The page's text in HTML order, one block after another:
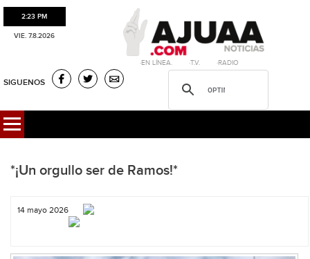
2:23 PM
VIE. 7.8.2026
·EN LÍNEA. ·T.V. ·RADIO
SIGUENOS
*¡Un orgullo ser de Ramos!*
14 mayo 2026